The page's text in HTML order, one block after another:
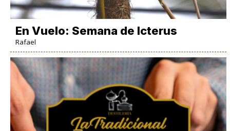
En Vuelo: Semana de Icterus
Rafael